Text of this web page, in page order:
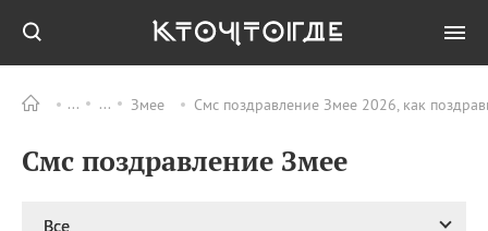
Змее Смс поздравление Змее 2026, как
Смс поздравление Змее
Все
ПРАЗДНИКИ Все
09.08 День памяти жертв